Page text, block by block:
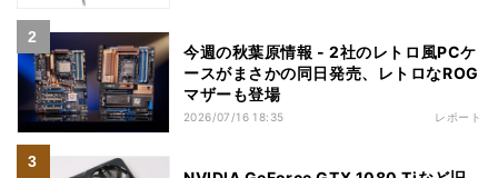
今週の秋葉原情報 - 2社のレトロ風PCケ
ースがまさかの同日発売、レトロなROG
マザーも登場
2026/07/16 18:35 レポート